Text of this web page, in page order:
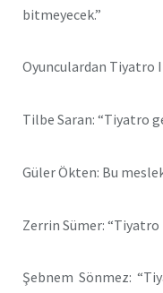
bitmeyecek.”
Oyunculardan Tiyatro
Tilbe Saran: “Tiyatro
Güler Ökten: Bu
Zerrin Sümer: “Tiyatro
Şebnem Sönmez: